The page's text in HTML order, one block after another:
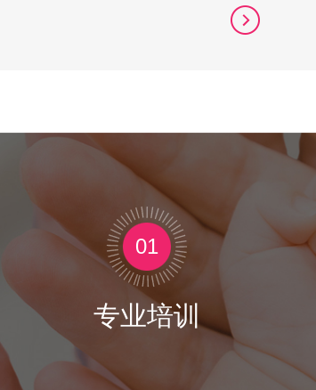
01
专业培训